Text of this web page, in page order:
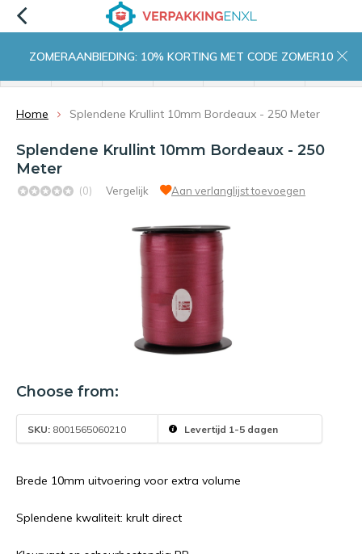
ZOMERAANBIEDING: 10% KORTING MET CODE ZOMER10
Home Splendene Krullint 10mm Bordeaux - 250 Meter
Splendene Krullint 10mm Bordeaux - 250
Meter
(0) Vergelijk Aan verlanglijst toevoegen
Choose from:
SKU: 8001565060210 Levertijd 1-5 dagen
Brede 10mm uitvoering voor extra volume
Splendene kwaliteit: krult direct